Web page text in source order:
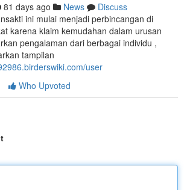
81 days ago News
Discuss
ini mulai menjadi perbincangan di
karena klaim kemudahan dalam urusan
pengalaman dari berbagai individu ,
tampilan
user
Who Upvoted